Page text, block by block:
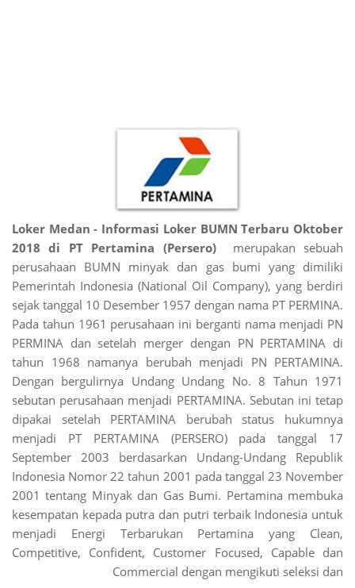
Loker Medan - Informasi Loker BUMN Terbaru Oktober
2018 di PT Pertamina (Persero)merupakan sebuah
perusahaan BUMN minyak dan gas bumi yang dimiliki
Pemerintah Indonesia (National Oil Company), yang berdiri
sejak tanggal 10 Desember 1957 dengan nama PT PERMINA.
Pada tahun 1961 perusahaan ini berganti nama menjadi PN
PERMINA dan setelah merger dengan PN PERTAMINA di
tahun 1968 namanya berubah menjadi PN PERTAMINA.
Dengan bergulirnya Undang Undang No. 8 Tahun 1971
sebutan perusahaan menjadi PERTAMINA. Sebutan ini tetap
dipakai setelah PERTAMINA berubah status hukumnya
menjadi PT PERTAMINA (PERSERO) pada tanggal 17
September 2003 berdasarkan Undang-Undang Republik
Indonesia Nomor 22 tahun 2001 pada tanggal 23 November
2001 tentang Minyak dan Gas Bumi. Pertamina membuka
kesempatan kepada putra dan putri terbaik Indonesia untuk
menjadi Energi Terbarukan Pertamina yang Clean,
Competitive, Confident, Customer Focused, Capable dan
Commercial dengan mengikuti seleksi dan